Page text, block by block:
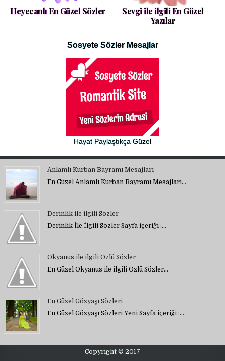
Heyecanlı En Güzel Sözler
Sevgi ile ilgili En Güzel
Yazılar
Sosyete Sözler Mesajlar
Hayat Paylaştıkça Güzel
Anlamlı Kurban Bayramı Mesajları
En Güzel Anlamlı Kurban Bayramı Mesajları…
Derinlik ile ilgili Sözler
Derinlik İle İlgili Sözler Sayfa içeriği :…
Okyanus ile ilgili Özlü Sözler
En Güzel Okyanus ile ilgili Özlü Sözler…
En Güzel Gözyaşı Sözleri
En Güzel Gözyaşı Sözleri Yeni Sayfa içeriği :…
Copyright © 2017